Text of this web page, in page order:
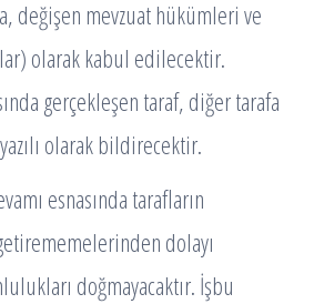
değişen mevzuat hükümleri ve
olarak kabul edilecektir.
gerçekleşen taraf, diğer tarafa
olarak bildirecektir.
esnasında tarafların
dolayı
doğmayacaktır. İşbu